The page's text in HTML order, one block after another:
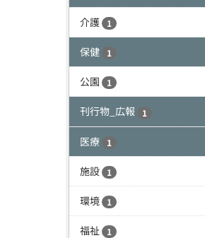
介護 1
保健 1
公園 1
刊行物_広報 1
医療 1
施設 1
環境 1
福祉 1